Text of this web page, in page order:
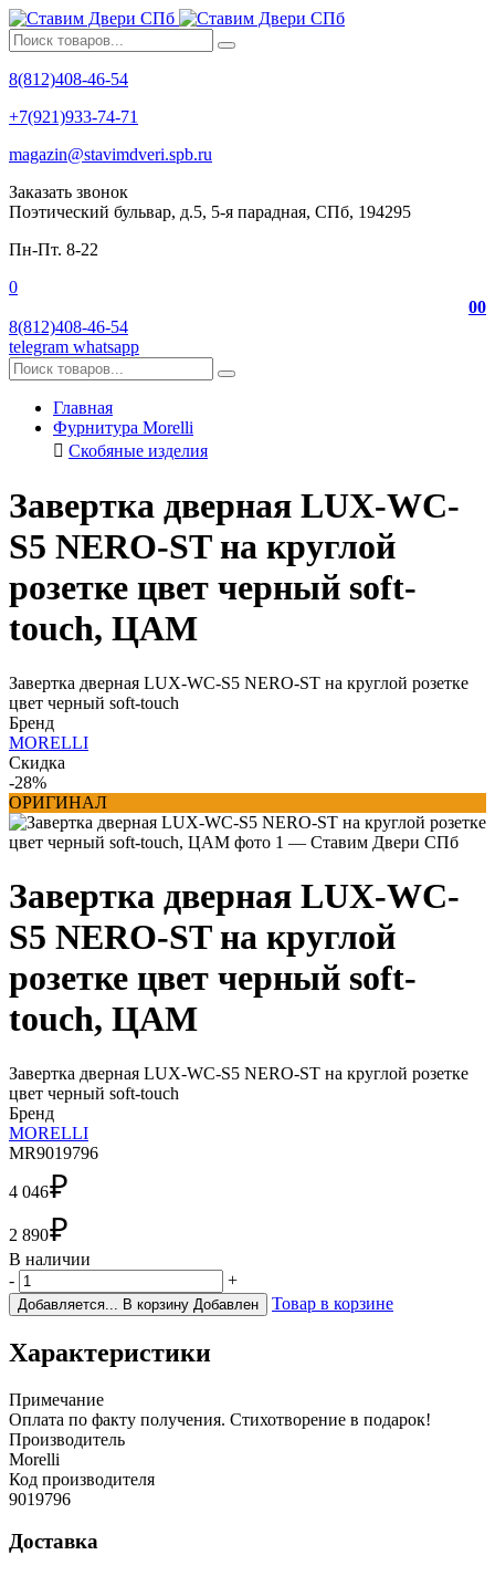
8(812)408-46-54
+7(921)933-74-71
magazin@stavimdveri.spb.ru
Заказать звонок
Поэтический бульвар, д.5, 5-я парадная, СПб, 194295
Пн-Пт. 8-22
0
00
8(812)408-46-54
telegram whatsapp
Главная
Фурнитура Morelli
Скобяные изделия
Завертка дверная LUX-WC-
S5 NERO-ST на круглой
розетке цвет черный soft-
touch, ЦАМ
Завертка дверная LUX-WC-S5 NERO-ST на круглой розетке
цвет черный soft-touch
Бренд
MORELLI
Скидка
-28%
ОРИГИНАЛ
Завертка дверная LUX-WC-
S5 NERO-ST на круглой
розетке цвет черный soft-
touch, ЦАМ
Завертка дверная LUX-WC-S5 NERO-ST на круглой розетке
цвет черный soft-touch
Бренд
MORELLI
MR9019796
4 046₽
2 890₽
В наличии
-
+
Добавляется... В корзину Добавлен Товар в корзине
Характеристики
Примечание
Оплата по факту получения. Стихотворение в подарок!
Производитель
Morelli
Код производителя
9019796
Доставка